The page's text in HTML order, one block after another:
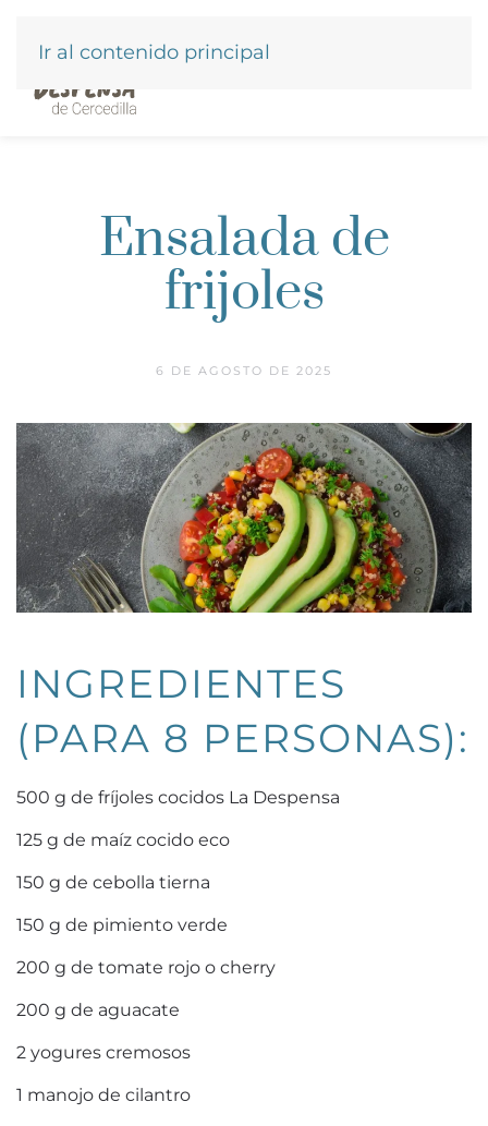
Ir al contenido principal
Ensalada de
frijoles
6 DE AGOSTO DE 2025
INGREDIENTES
(PARA 8 PERSONAS):
500 g de fríjoles cocidos La Despensa
125 g de maíz cocido eco
150 g de cebolla tierna
150 g de pimiento verde
200 g de tomate rojo o cherry
200 g de aguacate
2 yogures cremosos
1 manojo de cilantro